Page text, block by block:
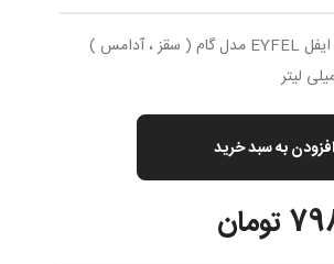
خوشبو کننده هوا ایفل EYFEL مدل گام ( سقز ، آدامس )
افزودن به سبد خرید